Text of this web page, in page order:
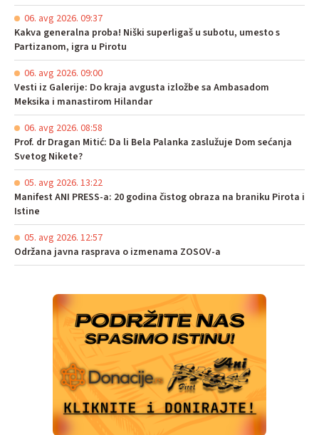
06. avg 2026. 09:37
Kakva generalna proba! Niški superligaš u subotu, umesto s
Partizanom, igra u Pirotu
06. avg 2026. 09:00
Vesti iz Galerije: Do kraja avgusta izložbe sa Ambasadom
Meksika i manastirom Hilandar
06. avg 2026. 08:58
Prof. dr Dragan Mitić: Da li Bela Palanka zaslužuje Dom sećanja
Svetog Nikete?
05. avg 2026. 13:22
Manifest ANI PRESS-a: 20 godina čistog obraza na braniku Pirota i
Istine
05. avg 2026. 12:57
Održana javna rasprava o izmenama ZOSOV-a